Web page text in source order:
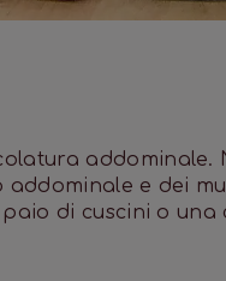
addominale.
e dei
di cuscini o una